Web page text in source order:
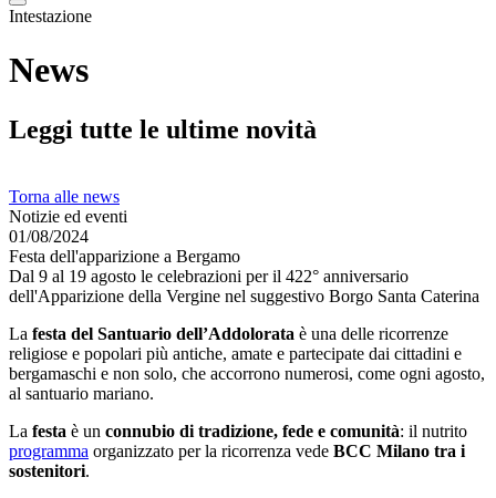
Intestazione
News
Leggi tutte le ultime novità
Torna alle news
Notizie ed eventi
01/08/2024
Festa dell'apparizione a Bergamo
Dal 9 al 19 agosto le celebrazioni per il 422° anniversario
dell'Apparizione della Vergine nel suggestivo Borgo Santa Caterina
La festa del Santuario dell’Addolorata è una delle ricorrenze
religiose e popolari più antiche, amate e partecipate dai cittadini e
bergamaschi e non solo, che accorrono numerosi, come ogni agosto,
al santuario mariano.
La festa è un connubio di tradizione, fede e comunità: il nutrito
programma organizzato per la ricorrenza vede BCC Milano tra i
sostenitori.